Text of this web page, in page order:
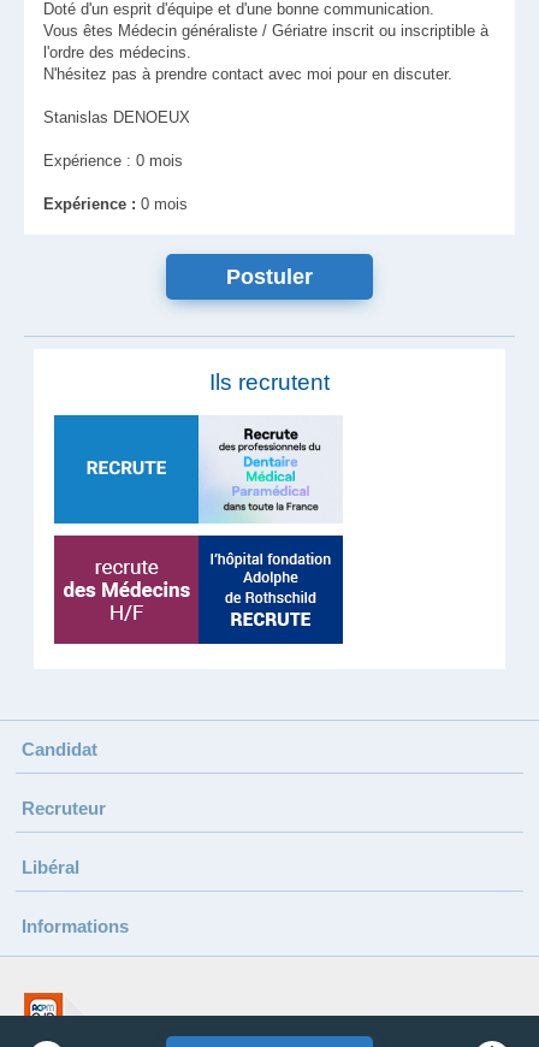
Doté d'un esprit d'équipe et d'une bonne communication.
Vous êtes Médecin généraliste / Gériatre inscrit ou inscriptible à
l'ordre des médecins.
N'hésitez pas à prendre contact avec moi pour en discuter.
Stanislas DENOEUX
Expérience : 0 mois
Expérience : 0 mois
Ils recrutent
Candidat
Recruteur
Libéral
Informations